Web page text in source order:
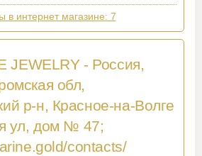
в интернет магазине: 7
JEWELRY - Россия,
обл,
р-н, Красное-на-Волге
ул, дом № 47;
contacts/